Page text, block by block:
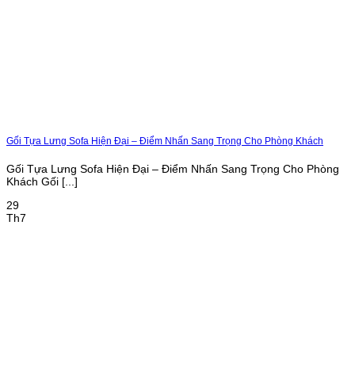
Gối Tựa Lưng Sofa Hiện Đại – Điểm Nhấn Sang Trọng Cho Phòng Khách
Gối Tựa Lưng Sofa Hiện Đại – Điểm Nhấn Sang Trọng Cho Phòng
Khách Gối [...]
29
Th7